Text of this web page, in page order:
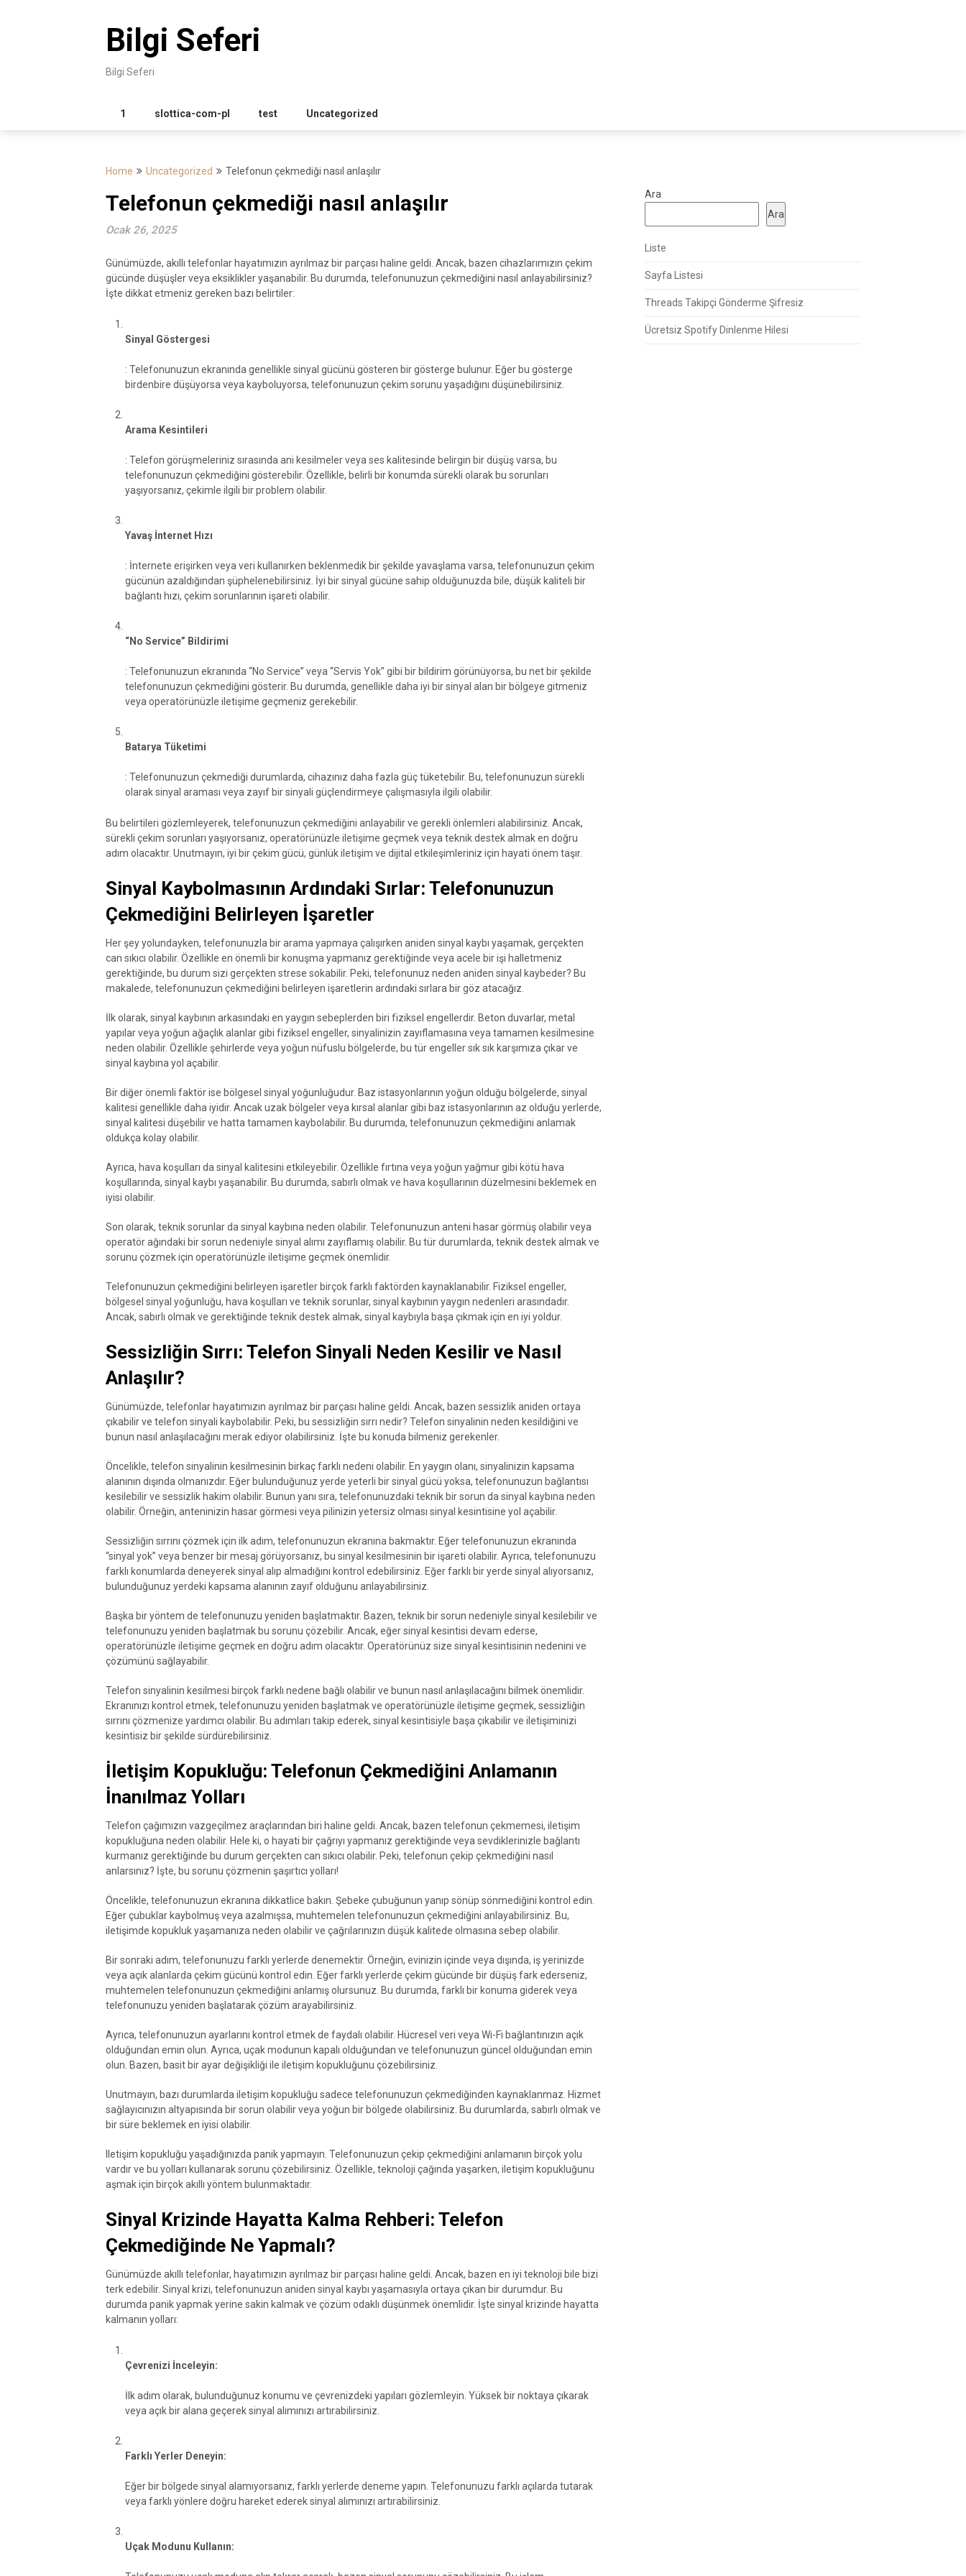
Bilgi Seferi
Bilgi Seferi
1 slottica-com-pl test Uncategorized
Home Uncategorized Telefonun çekmediği nasıl anlaşılır
Telefonun çekmediği nasıl anlaşılır
Ocak 26, 2025
Günümüzde, akıllı telefonlar hayatımızın ayrılmaz bir parçası haline geldi. Ancak, bazen cihazlarımızın çekim
gücünde düşüşler veya eksiklikler yaşanabilir. Bu durumda, telefonunuzun çekmediğini nasıl anlayabilirsiniz?
İşte dikkat etmeniz gereken bazı belirtiler:
Sinyal Göstergesi
: Telefonunuzun ekranında genellikle sinyal gücünü gösteren bir gösterge bulunur. Eğer bu gösterge
birdenbire düşüyorsa veya kayboluyorsa, telefonunuzun çekim sorunu yaşadığını düşünebilirsiniz.
Arama Kesintileri
: Telefon görüşmeleriniz sırasında ani kesilmeler veya ses kalitesinde belirgin bir düşüş varsa, bu
telefonunuzun çekmediğini gösterebilir. Özellikle, belirli bir konumda sürekli olarak bu sorunları
yaşıyorsanız, çekimle ilgili bir problem olabilir.
Yavaş İnternet Hızı
: İnternete erişirken veya veri kullanırken beklenmedik bir şekilde yavaşlama varsa, telefonunuzun çekim
gücünün azaldığından şüphelenebilirsiniz. İyi bir sinyal gücüne sahip olduğunuzda bile, düşük kaliteli bir
bağlantı hızı, çekim sorunlarının işareti olabilir.
“No Service” Bildirimi
: Telefonunuzun ekranında “No Service” veya “Servis Yok” gibi bir bildirim görünüyorsa, bu net bir şekilde
telefonunuzun çekmediğini gösterir. Bu durumda, genellikle daha iyi bir sinyal alan bir bölgeye gitmeniz
veya operatörünüzle iletişime geçmeniz gerekebilir.
Batarya Tüketimi
: Telefonunuzun çekmediği durumlarda, cihazınız daha fazla güç tüketebilir. Bu, telefonunuzun sürekli
olarak sinyal araması veya zayıf bir sinyali güçlendirmeye çalışmasıyla ilgili olabilir.
Bu belirtileri gözlemleyerek, telefonunuzun çekmediğini anlayabilir ve gerekli önlemleri alabilirsiniz. Ancak,
sürekli çekim sorunları yaşıyorsanız, operatörünüzle iletişime geçmek veya teknik destek almak en doğru
adım olacaktır. Unutmayın, iyi bir çekim gücü, günlük iletişim ve dijital etkileşimleriniz için hayati önem taşır.
Sinyal Kaybolmasının Ardındaki Sırlar: Telefonunuzun
Çekmediğini Belirleyen İşaretler
Her şey yolundayken, telefonunuzla bir arama yapmaya çalışırken aniden sinyal kaybı yaşamak, gerçekten
can sıkıcı olabilir. Özellikle en önemli bir konuşma yapmanız gerektiğinde veya acele bir işi halletmeniz
gerektiğinde, bu durum sizi gerçekten strese sokabilir. Peki, telefonunuz neden aniden sinyal kaybeder? Bu
makalede, telefonunuzun çekmediğini belirleyen işaretlerin ardındaki sırlara bir göz atacağız.
İlk olarak, sinyal kaybının arkasındaki en yaygın sebeplerden biri fiziksel engellerdir. Beton duvarlar, metal
yapılar veya yoğun ağaçlık alanlar gibi fiziksel engeller, sinyalinizin zayıflamasına veya tamamen kesilmesine
neden olabilir. Özellikle şehirlerde veya yoğun nüfuslu bölgelerde, bu tür engeller sık sık karşımıza çıkar ve
sinyal kaybına yol açabilir.
Bir diğer önemli faktör ise bölgesel sinyal yoğunluğudur. Baz istasyonlarının yoğun olduğu bölgelerde, sinyal
kalitesi genellikle daha iyidir. Ancak uzak bölgeler veya kırsal alanlar gibi baz istasyonlarının az olduğu yerlerde,
sinyal kalitesi düşebilir ve hatta tamamen kaybolabilir. Bu durumda, telefonunuzun çekmediğini anlamak
oldukça kolay olabilir.
Ayrıca, hava koşulları da sinyal kalitesini etkileyebilir. Özellikle fırtına veya yoğun yağmur gibi kötü hava
koşullarında, sinyal kaybı yaşanabilir. Bu durumda, sabırlı olmak ve hava koşullarının düzelmesini beklemek en
iyisi olabilir.
Son olarak, teknik sorunlar da sinyal kaybına neden olabilir. Telefonunuzun anteni hasar görmüş olabilir veya
operatör ağındaki bir sorun nedeniyle sinyal alımı zayıflamış olabilir. Bu tür durumlarda, teknik destek almak ve
sorunu çözmek için operatörünüzle iletişime geçmek önemlidir.
Telefonunuzun çekmediğini belirleyen işaretler birçok farklı faktörden kaynaklanabilir. Fiziksel engeller,
bölgesel sinyal yoğunluğu, hava koşulları ve teknik sorunlar, sinyal kaybının yaygın nedenleri arasındadır.
Ancak, sabırlı olmak ve gerektiğinde teknik destek almak, sinyal kaybıyla başa çıkmak için en iyi yoldur.
Sessizliğin Sırrı: Telefon Sinyali Neden Kesilir ve Nasıl
Anlaşılır?
Günümüzde, telefonlar hayatımızın ayrılmaz bir parçası haline geldi. Ancak, bazen sessizlik aniden ortaya
çıkabilir ve telefon sinyali kaybolabilir. Peki, bu sessizliğin sırrı nedir? Telefon sinyalinin neden kesildiğini ve
bunun nasıl anlaşılacağını merak ediyor olabilirsiniz. İşte bu konuda bilmeniz gerekenler.
Öncelikle, telefon sinyalinin kesilmesinin birkaç farklı nedeni olabilir. En yaygın olanı, sinyalinizin kapsama
alanının dışında olmanızdır. Eğer bulunduğunuz yerde yeterli bir sinyal gücü yoksa, telefonunuzun bağlantısı
kesilebilir ve sessizlik hakim olabilir. Bunun yanı sıra, telefonunuzdaki teknik bir sorun da sinyal kaybına neden
olabilir. Örneğin, anteninizin hasar görmesi veya pilinizin yetersiz olması sinyal kesintisine yol açabilir.
Sessizliğin sırrını çözmek için ilk adım, telefonunuzun ekranına bakmaktır. Eğer telefonunuzun ekranında
“sinyal yok” veya benzer bir mesaj görüyorsanız, bu sinyal kesilmesinin bir işareti olabilir. Ayrıca, telefonunuzu
farklı konumlarda deneyerek sinyal alıp almadığını kontrol edebilirsiniz. Eğer farklı bir yerde sinyal alıyorsanız,
bulunduğunuz yerdeki kapsama alanının zayıf olduğunu anlayabilirsiniz.
Başka bir yöntem de telefonunuzu yeniden başlatmaktır. Bazen, teknik bir sorun nedeniyle sinyal kesilebilir ve
telefonunuzu yeniden başlatmak bu sorunu çözebilir. Ancak, eğer sinyal kesintisi devam ederse,
operatörünüzle iletişime geçmek en doğru adım olacaktır. Operatörünüz size sinyal kesintisinin nedenini ve
çözümünü sağlayabilir.
Telefon sinyalinin kesilmesi birçok farklı nedene bağlı olabilir ve bunun nasıl anlaşılacağını bilmek önemlidir.
Ekranınızı kontrol etmek, telefonunuzu yeniden başlatmak ve operatörünüzle iletişime geçmek, sessizliğin
sırrını çözmenize yardımcı olabilir. Bu adımları takip ederek, sinyal kesintisiyle başa çıkabilir ve iletişiminizi
kesintisiz bir şekilde sürdürebilirsiniz.
İletişim Kopukluğu: Telefonun Çekmediğini Anlamanın
İnanılmaz Yolları
Telefon çağımızın vazgeçilmez araçlarından biri haline geldi. Ancak, bazen telefonun çekmemesi, iletişim
kopukluğuna neden olabilir. Hele ki, o hayati bir çağrıyı yapmanız gerektiğinde veya sevdiklerinizle bağlantı
kurmanız gerektiğinde bu durum gerçekten can sıkıcı olabilir. Peki, telefonun çekip çekmediğini nasıl
anlarsınız? İşte, bu sorunu çözmenin şaşırtıcı yolları!
Öncelikle, telefonunuzun ekranına dikkatlice bakın. Şebeke çubuğunun yanıp sönüp sönmediğini kontrol edin.
Eğer çubuklar kaybolmuş veya azalmışsa, muhtemelen telefonunuzun çekmediğini anlayabilirsiniz. Bu,
iletişimde kopukluk yaşamanıza neden olabilir ve çağrılarınızın düşük kalitede olmasına sebep olabilir.
Bir sonraki adım, telefonunuzu farklı yerlerde denemektir. Örneğin, evinizin içinde veya dışında, iş yerinizde
veya açık alanlarda çekim gücünü kontrol edin. Eğer farklı yerlerde çekim gücünde bir düşüş fark ederseniz,
muhtemelen telefonunuzun çekmediğini anlamış olursunuz. Bu durumda, farklı bir konuma giderek veya
telefonunuzu yeniden başlatarak çözüm arayabilirsiniz.
Ayrıca, telefonunuzun ayarlarını kontrol etmek de faydalı olabilir. Hücresel veri veya Wi-Fi bağlantınızın açık
olduğundan emin olun. Ayrıca, uçak modunun kapalı olduğundan ve telefonunuzun güncel olduğundan emin
olun. Bazen, basit bir ayar değişikliği ile iletişim kopukluğunu çözebilirsiniz.
Unutmayın, bazı durumlarda iletişim kopukluğu sadece telefonunuzun çekmediğinden kaynaklanmaz. Hizmet
sağlayıcınızın altyapısında bir sorun olabilir veya yoğun bir bölgede olabilirsiniz. Bu durumlarda, sabırlı olmak ve
bir süre beklemek en iyisi olabilir.
Iletişim kopukluğu yaşadığınızda panik yapmayın. Telefonunuzun çekip çekmediğini anlamanın birçok yolu
vardır ve bu yolları kullanarak sorunu çözebilirsiniz. Özellikle, teknoloji çağında yaşarken, iletişim kopukluğunu
aşmak için birçok akıllı yöntem bulunmaktadır.
Sinyal Krizinde Hayatta Kalma Rehberi: Telefon
Çekmediğinde Ne Yapmalı?
Günümüzde akıllı telefonlar, hayatımızın ayrılmaz bir parçası haline geldi. Ancak, bazen en iyi teknoloji bile bizi
terk edebilir. Sinyal krizi, telefonunuzun aniden sinyal kaybı yaşamasıyla ortaya çıkan bir durumdur. Bu
durumda panik yapmak yerine sakin kalmak ve çözüm odaklı düşünmek önemlidir. İşte sinyal krizinde hayatta
kalmanın yolları:
Çevrenizi İnceleyin:
İlk adım olarak, bulunduğunuz konumu ve çevrenizdeki yapıları gözlemleyin. Yüksek bir noktaya çıkarak
veya açık bir alana geçerek sinyal alımınızı artırabilirsiniz.
Farklı Yerler Deneyin:
Eğer bir bölgede sinyal alamıyorsanız, farklı yerlerde deneme yapın. Telefonunuzu farklı açılarda tutarak
veya farklı yönlere doğru hareket ederek sinyal alımınızı artırabilirsiniz.
Uçak Modunu Kullanın:
Ara
Ara
Liste
Sayfa Listesi
Threads Takipçi Gönderme Şifresiz
Ücretsiz Spotify Dinlenme Hilesi